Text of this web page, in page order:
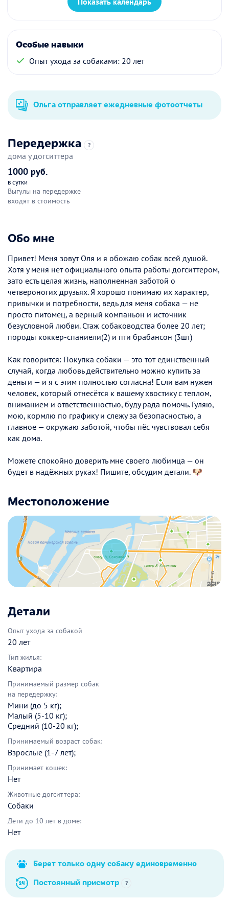
Особые навыки
Опыт ухода за собаками: 20 лет
Ольга отправляет ежедневные фотоотчеты
Передержка ?
дома у догситтера
1000 руб.
в сутки
Выгулы на передержке
входят в стоимость
Обо мне
Привет! Меня зовут Оля и я обожаю собак всей душой.
Хотя у меня нет официального опыта работы догситтером,
зато есть целая жизнь, наполненная заботой о
четвероногих друзьях. Я хорошо понимаю их характер,
привычки и потребности, ведь для меня собака — не
просто питомец, а верный компаньон и источник
безусловной любви. Стаж собаководства более 20 лет;
породы коккер-спаниели(2) и пти брабансон (3шт)
Как говорится: Покупка собаки — это тот единственный
случай, когда любовь действительно можно купить за
деньги — и я с этим полностью согласна! Если вам нужен
человек, который отнесётся к вашему хвостику с теплом,
вниманием и ответственностью, буду рада помочь. Гуляю,
мою, кормлю по графику и слежу за безопасностью, а
главное — окружаю заботой, чтобы пёс чувствовал себя
как дома.
Можете спокойно доверить мне своего любимца — он
будет в надёжных руках! Пишите, обсудим детали. 🐶
Местоположение
Детали
Опыт ухода за собакой
20 лет
Тип жилья:
Квартира
Принимаемый размер собак
на передержку:
Мини (до 5 кг);
Малый (5-10 кг);
Средний (10-20 кг);
Принимаемый возраст собак:
Взрослые (1-7 лет);
Принимает кошек:
Нет
Животные догситтера:
Собаки
Дети до 10 лет в доме:
Нет
Берет только одну собаку единовременно
Постоянный присмотр
?